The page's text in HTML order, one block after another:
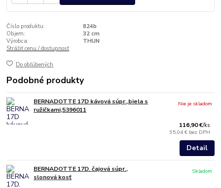
Číslo produktu:
824b
Objem:
32 cm
Výrobca:
THUN
Strážiť cenu / dostupnosť
Do obľúbených
Podobné produkty
BERNADOTTE 17D kávová súpr.,biela s
ružičkami,5396011
116,90 €/ks
95,04 € bez DPH
Nie je skladom
Detail
BERNADOTTE 17D. čajová súpr.,
slonová kosť
Skladom